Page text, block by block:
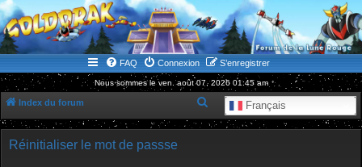
WWW.GOLDORAKGO.COM
le site de la Lune Rouge
FAQ Connexion S’enregistrer
Nous sommes le ven. août 07, 2026 01:45 am
Index du forum Français
e
Réinitialiser le mot de passse